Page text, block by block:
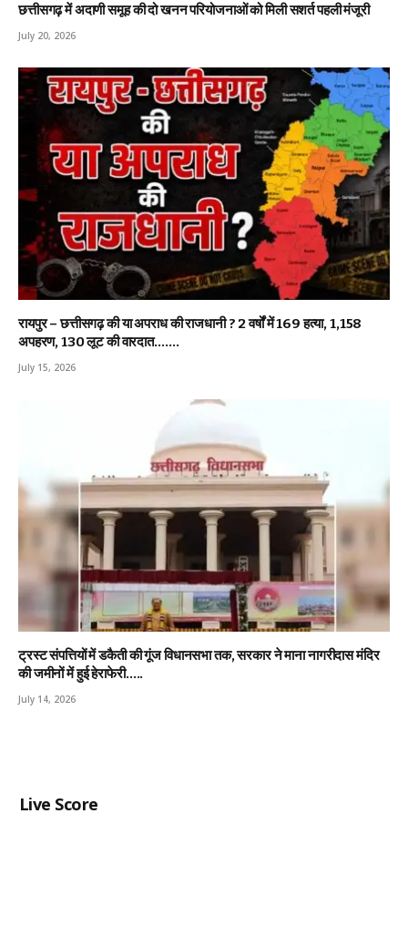
छत्तीसगढ़ में अदाणी समूह की दो खनन परियोजनाओं को मिली सशर्त पहली मंजूरी
July 20, 2026
रायपुर – छत्तीसगढ़ की या अपराध की राजधानी ? 2 वर्षों में 169 हत्या, 1,158
अपहरण, 130 लूट की वारदात…….
July 15, 2026
ट्रस्ट संपत्तियों में डकैती की गूंज विधानसभा तक, सरकार ने माना नागरीदास मंदिर
की जमीनों में हुई हेराफेरी…..
July 14, 2026
Live Score